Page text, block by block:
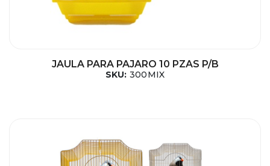
JAULA PARA PAJARO 10 PZAS P/B
SKU: 300MIX